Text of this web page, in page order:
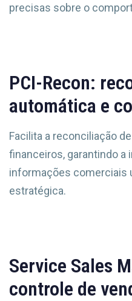
precisas sobre o
PCI-Recon:
automática e
Facilita a reconciliação
financeiros, garantindo a
informações comerciais
estratégica.
Service Sales
controle de